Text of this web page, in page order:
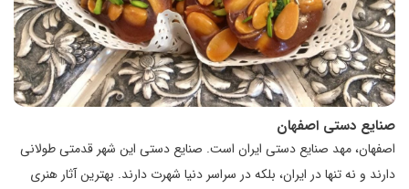
صنایع دستی اصفهان
اصفهان، مهد صنایع دستی ایران است. صنایع دستی این شهر قدمتی طولانی
دارند و نه تنها در ایران، بلکه در سراسر دنیا شهرت دارند. بهترین آثار هنری